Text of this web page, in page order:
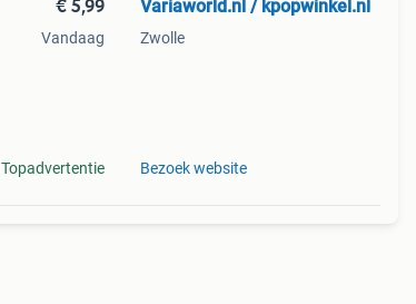
Vandaag
Topadvertentie
Variaworld.nl / kpopwinkel.nl
Zwolle
Bezoek website